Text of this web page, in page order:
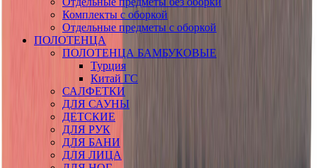
Комплекты с оборкой
Отдельные предметы с оборкой
ПОЛОТЕНЦА
ПОЛОТЕНЦА БАМБУКОВЫЕ
Турция
Китай ГС
САЛФЕТКИ
ДЛЯ САУНЫ
ДЕТСКИЕ
ДЛЯ РУК
ДЛЯ БАНИ
ДЛЯ ЛИЦА